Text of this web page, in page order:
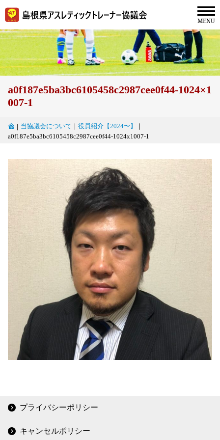
a0f187e5ba3bc6105458c2987cee0f44-1024×1
007-1
｜ 当協議会について 役員紹介【2024〜】
a0f187e5ba3bc6105458c2987cee0f44-1024x1007-1
プライバシーポリシー
キャンセルポリシー